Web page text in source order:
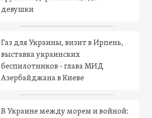
девушки
Газ для Украины, визит в Ирпень,
выставка украинских
беспилотников - глава МИД
Азербайджана в Киеве
В Украине между морем и войной: